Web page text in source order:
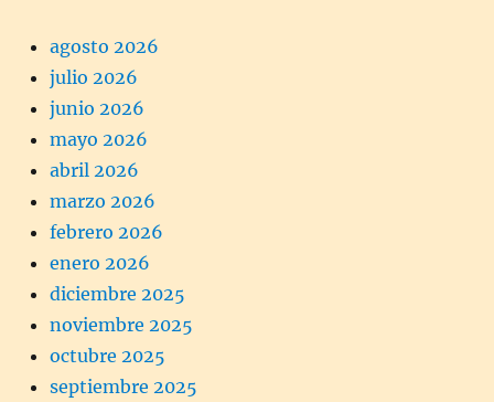
agosto 2026
julio 2026
junio 2026
mayo 2026
abril 2026
marzo 2026
febrero 2026
enero 2026
diciembre 2025
noviembre 2025
octubre 2025
septiembre 2025